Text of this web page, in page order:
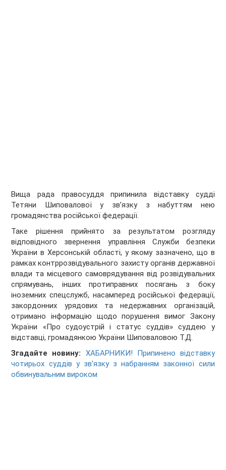
Вища рада правосуддя припинила відставку судді
Тетяни Шиповалової у зв’язку з набуттям нею
громадянства російської федерації.
Таке рішення прийнято за результатом розгляду
відповідного звернення управління Служби безпеки
України в Херсонській області, у якому зазначено, що в
рамках контррозвідувального захисту органів державної
влади та місцевого самоврядування від розвідувальних
спрямувань, інших протиправних посягань з боку
іноземних спецслужб, насамперед російської федерації,
закордонних урядових та недержавних організацій,
отримано інформацію щодо порушення вимог Закону
України «Про судоустрій і статус суддів» суддею у
відставці, громадянкою України Шиповаловою Т.Д.
Згадайте новину:
ХАБАРНИКИ! Припинено відставку
чотирьох суддів у зв’язку з набранням законної сили
обвинувальним вироком